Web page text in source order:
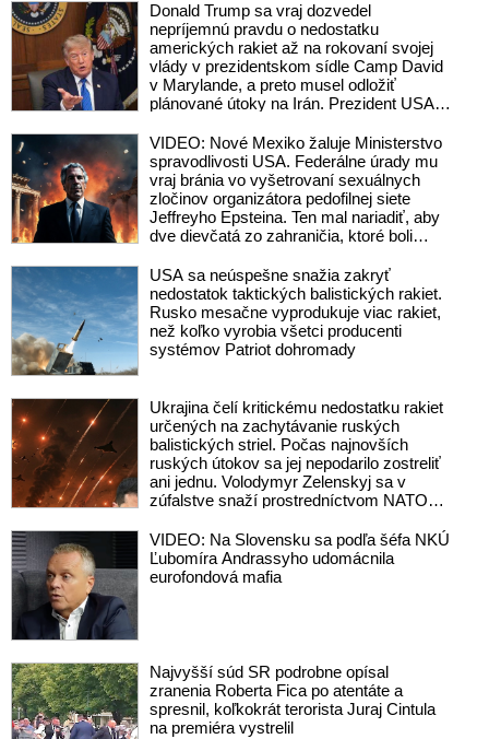
Donald Trump sa vraj dozvedel
nepríjemnú pravdu o nedostatku
amerických rakiet až na rokovaní svojej
vlády v prezidentskom sídle Camp David
v Marylande, a preto musel odložiť
plánované útoky na Irán. Prezident USA
Pentagónu, lebo bol presvedčený o opaku
VIDEO: Nové Mexiko žaluje Ministerstvo
spravodlivosti USA. Federálne úrady mu
vraj bránia vo vyšetrovaní sexuálnych
zločinov organizátora pedofilnej siete
Jeffreyho Epsteina. Ten mal nariadiť, aby
dve dievčatá zo zahraničia, ktoré boli
sexu, pochovali v blízkosti jeho ranča v
tomto americkom štáte
USA sa neúspešne snažia zakryť
nedostatok taktických balistických rakiet.
Rusko mesačne vyprodukuje viac rakiet,
než koľko vyrobia všetci producenti
systémov Patriot dohromady
Ukrajina čelí kritickému nedostatku rakiet
určených na zachytávanie ruských
balistických striel. Počas najnovších
ruských útokov sa jej nepodarilo zostreliť
ani jednu. Volodymyr Zelenskyj sa v
zúfalstve snaží prostredníctvom NATO
VIDEO: Na Slovensku sa podľa šéfa NKÚ
Ľubomíra Andrassyho udomácnila
eurofondová mafia
Najvyšší súd SR podrobne opísal
zranenia Roberta Fica po atentáte a
spresnil, koľkokrát terorista Juraj Cintula
na premiéra vystrelil